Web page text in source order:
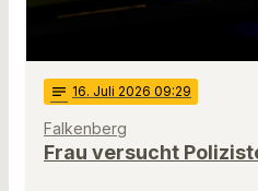
notes 16. Juli 2026 09:29
Falkenberg
Frau versucht